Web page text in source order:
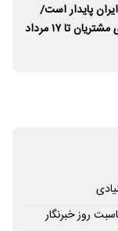
پایدار است/
مغایرت‌ باقیمانده حساب‌های مشتریان تا ۱۷ مرداد
روز خبرنگار